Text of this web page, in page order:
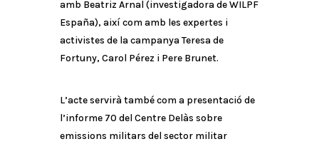
amb Beatriz Arnal (investigadora de WILPF
España), així com amb les expertes i
activistes de la campanya Teresa de
Fortuny, Carol Pérez i Pere Brunet.
L’acte servirà també com a presentació de
l’informe 70 del Centre Delàs sobre
emissions militars del sector militar